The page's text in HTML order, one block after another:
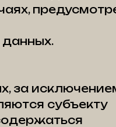
за
субъекту